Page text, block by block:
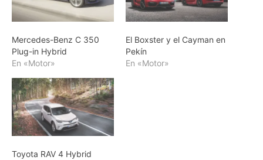
Mercedes-Benz C 350
Plug-in Hybrid
En «Motor»
El Boxster y el Cayman en
Pekín
En «Motor»
Toyota RAV 4 Hybrid